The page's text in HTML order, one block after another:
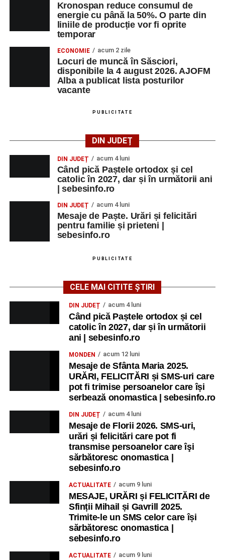
Kronospan reduce consumul de
energie cu până la 50%. O parte din
liniile de producție vor fi oprite
temporar
ECONOMIE acum 2 zile
Locuri de muncă în Săsciori,
disponibile la 4 august 2026. AJOFM
Alba a publicat lista posturilor
vacante
PUBLICITATE
DIN JUDEȚ
DIN JUDEȚ acum 4 luni
Când pică Paștele ortodox și cel
catolic în 2027, dar și în următorii ani
| sebesinfo.ro
DIN JUDEȚ acum 4 luni
Mesaje de Paște. Urări și felicitări
pentru familie și prieteni |
sebesinfo.ro
PUBLICITATE
CELE MAI CITITE ȘTIRI
DIN JUDEȚ acum 4 luni
Când pică Paștele ortodox și cel
catolic în 2027, dar și în următorii
ani | sebesinfo.ro
MONDEN acum 12 luni
Mesaje de Sfânta Maria 2025.
URĂRI, FELICITĂRI și SMS-uri care
pot fi trimise persoanelor care își
serbează onomastica | sebesinfo.ro
DIN JUDEȚ acum 4 luni
Mesaje de Florii 2026. SMS-uri,
urări și felicitări care pot fi
transmise persoanelor care îşi
sărbătoresc onomastica |
sebesinfo.ro
ACTUALITATE acum 9 luni
MESAJE, URĂRI și FELICITĂRI de
Sfinții Mihail și Gavrill 2025.
Trimite-le un SMS celor care își
sărbătoresc onomastica |
sebesinfo.ro
ACTUALITATE acum 9 luni